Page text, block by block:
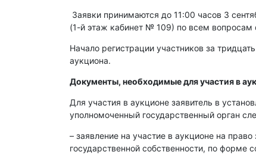
Заявки принимаются до 11:00 часов 3
(1-й этаж кабинет № 109) по всем
Начало регистрации участников за
аукциона.
Документы, необходимые для участия в
Для участия в аукционе заявитель в
уполномоченный государственный орган
– заявление на участие в аукционе на
государственной собственности, по